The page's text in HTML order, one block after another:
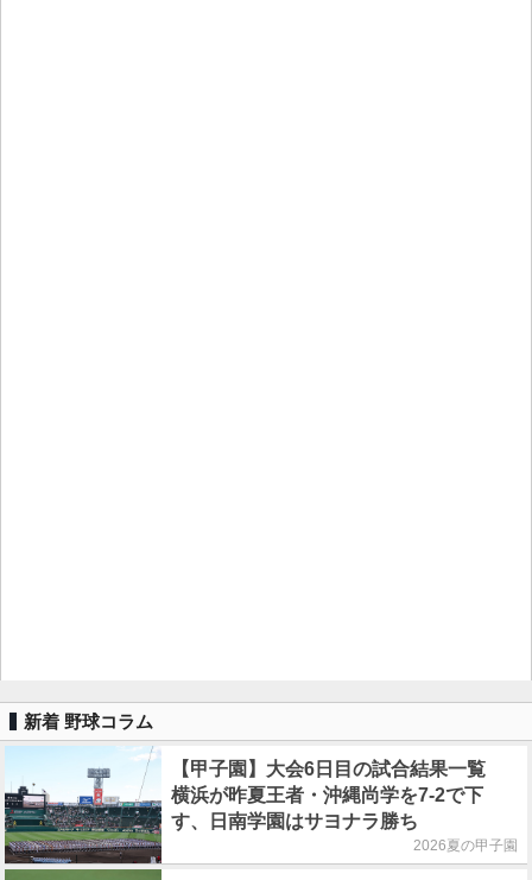
新着 野球コラム
【甲子園】大会6日目の試合結果一覧
横浜が昨夏王者・沖縄尚学を7-2で下
す、日南学園はサヨナラ勝ち
2026夏の甲子園